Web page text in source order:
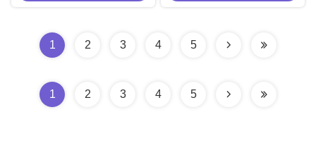
para montacargas de aluminio
1 2 3 4 5
1 2 3 4 5